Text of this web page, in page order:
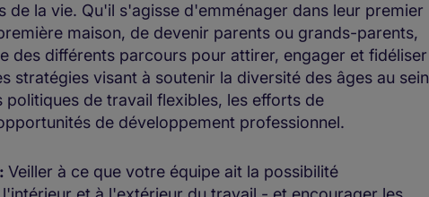
de la vie. Qu'il s'agisse d'emménager dans leur premier
maison, de devenir parents ou grands-parents,
des différents parcours pour attirer, engager et fidéliser
visant à soutenir la diversité des âges au sein
de travail flexibles, les efforts de
de développement professionnel.
Veiller à ce que votre équipe ait la possibilité